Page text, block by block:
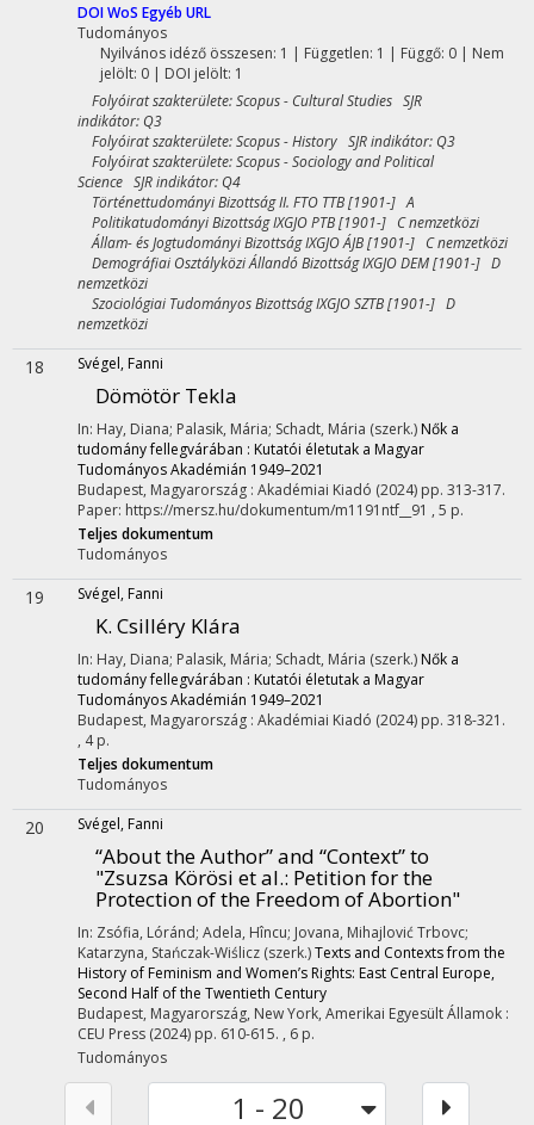
DOIWoS Egyéb URL
Tudományos
Nyilvános idéző összesen: 1 | Független: 1 | Függő: 0 | Nem
jelölt: 0 | DOI jelölt: 1
Folyóirat szakterülete: Scopus - Cultural Studies SJR
indikátor: Q3
Folyóirat szakterülete: Scopus - History SJR indikátor: Q3
Folyóirat szakterülete: Scopus - Sociology and Political
Science SJR indikátor: Q4
Történettudományi Bizottság II. FTO TTB [1901-] A
Politikatudományi Bizottság IXGJO PTB [1901-] C nemzetközi
Állam- és Jogtudományi Bizottság IXGJO ÁJB [1901-] C nemzetközi
Demográfiai Osztályközi Állandó Bizottság IXGJO DEM [1901-] D
nemzetközi
Szociológiai Tudományos Bizottság IXGJO SZTB [1901-] D
nemzetközi
18 Svégel, Fanni
Dömötör Tekla
In: Hay, Diana; Palasik, Mária; Schadt, Mária (szerk.) Nők a
tudomány fellegvárában : Kutatói életutak a Magyar
Tudományos Akadémián 1949–2021
Budapest, Magyarország : Akadémiai Kiadó (2024) pp. 313-317.
Paper: https://mersz.hu/dokumentum/m1191ntf__91 , 5 p.
Teljes dokumentum
Tudományos
19 Svégel, Fanni
K. Csilléry Klára
In: Hay, Diana; Palasik, Mária; Schadt, Mária (szerk.) Nők a
tudomány fellegvárában : Kutatói életutak a Magyar
Tudományos Akadémián 1949–2021
Budapest, Magyarország : Akadémiai Kiadó (2024) pp. 318-321.
, 4 p.
Teljes dokumentum
Tudományos
20 Svégel, Fanni
“About the Author” and “Context” to
"Zsuzsa Körösi et al.: Petition for the
Protection of the Freedom of Abortion"
In: Zsófia, Lóránd; Adela, Hîncu; Jovana, Mihajlović Trbovc;
Katarzyna, Stańczak-Wiślicz (szerk.)Texts and Contexts from the
History of Feminism and Women’s Rights: East Central Europe,
Second Half of the Twentieth Century
Budapest, Magyarország, New York, Amerikai Egyesült Államok :
CEU Press (2024) pp. 610-615. , 6 p.
Tudományos
1 - 20